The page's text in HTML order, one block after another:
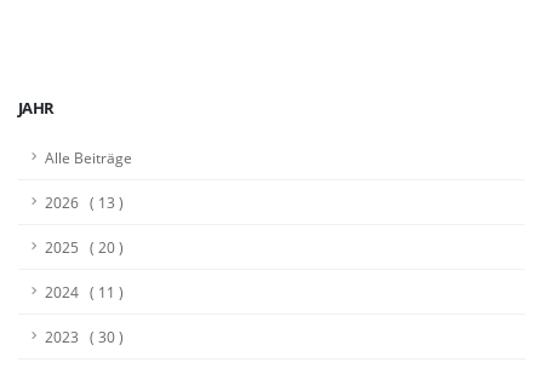
JAHR
Alle Beiträge
2026 ( 13 )
2025 ( 20 )
2024 ( 11 )
2023 ( 30 )